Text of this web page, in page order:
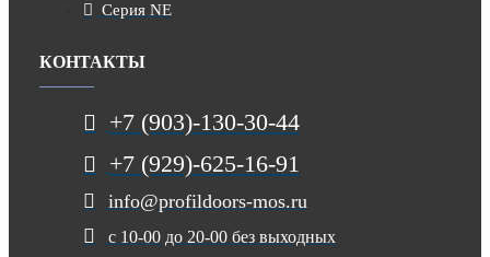
Серия NE
КОНТАКТЫ
+7 (903)-130-30-44
+7 (929)-625-16-91
info@profildoors-mos.ru
с 10-00 до 20-00 без выходных